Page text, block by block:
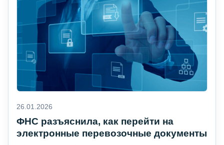
26.01.2026
ФНС разъяснила, как перейти на
электронные перевозочные документы